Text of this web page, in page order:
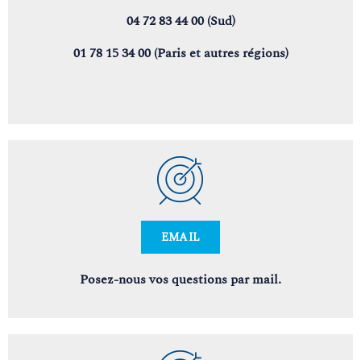
04 72 83 44 00 (Sud)
01 78 15 34 00 (Paris et autres régions)
EMAIL
Posez-nous vos questions par mail.